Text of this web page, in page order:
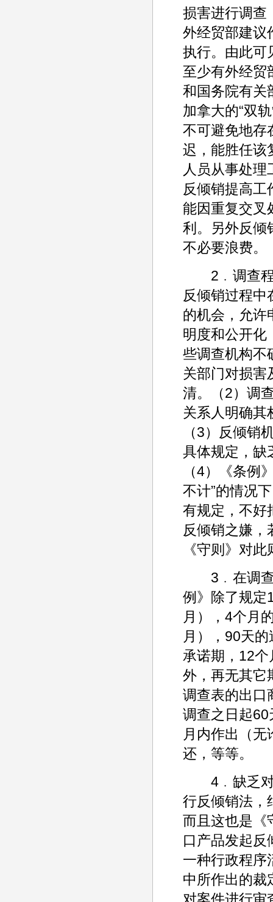
损害进行调查
外经贸部建议
执行。由此可
至少有外经贸
和国务院有关
加拿大的“双
不可避免地存
迟，能胜任该
人员从事处
反倾销提高工
能因重复交叉
利。另外反倾
不必要浪费。
2﹒调查程
反倾销过程中
的机会，允许
明度和公开化
些调查机构不
关部门对损害
清。（2）调
关系人明确其
（3）反倾销
具体规定，缺
（4）《条例
不计”的情况
有规定，不好
反倾销之嫌，
《守则》对
3﹒在调查
例》除了规定
月），4个月
月），90天
承诺期，12
外，再无其它
调查表的出口
调查之日起
月内作出（
还，等等。
4﹒缺乏对
行反倾销法，
而且这也是《
口产品发起反
一种行政程序
中所作出的裁
对案件进行审